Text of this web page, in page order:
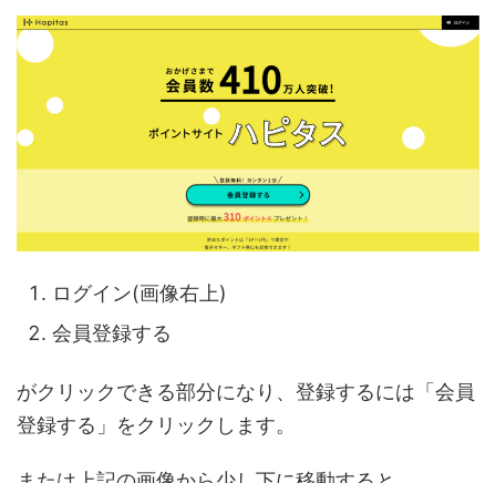
ログイン(画像右上)
会員登録する
がクリックできる部分になり、登録するには「会員
登録する」をクリックします。